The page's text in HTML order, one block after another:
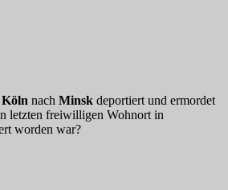
Köln nach Minsk deportiert und ermordet
letzten freiwilligen Wohnort in
worden war?